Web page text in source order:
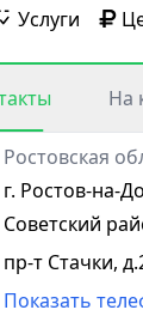
Услуги
На
Ростовская
г. Ростов-на-
Советский
пр-т Стачки,
Показать